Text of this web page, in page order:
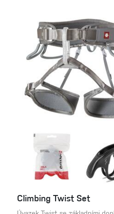
Climbing Twist Set